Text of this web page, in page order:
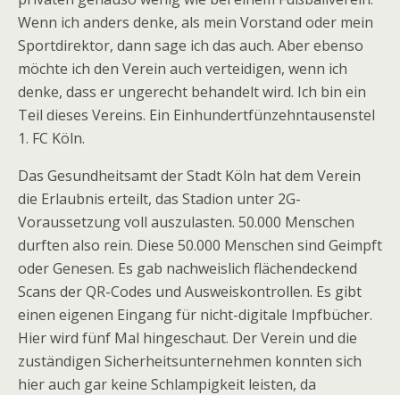
Wenn ich anders denke, als mein Vorstand oder mein
Sportdirektor, dann sage ich das auch. Aber ebenso
möchte ich den Verein auch verteidigen, wenn ich
denke, dass er ungerecht behandelt wird. Ich bin ein
Teil dieses Vereins. Ein Einhundertfünzehntausenstel
1. FC Köln.
Das Gesundheitsamt der Stadt Köln hat dem Verein
die Erlaubnis erteilt, das Stadion unter 2G-
Voraussetzung voll auszulasten. 50.000 Menschen
durften also rein. Diese 50.000 Menschen sind Geimpft
oder Genesen. Es gab nachweislich flächendeckend
Scans der QR-Codes und Ausweiskontrollen. Es gibt
einen eigenen Eingang für nicht-digitale Impfbücher.
Hier wird fünf Mal hingeschaut. Der Verein und die
zuständigen Sicherheitsunternehmen konnten sich
hier auch gar keine Schlampigkeit leisten, da